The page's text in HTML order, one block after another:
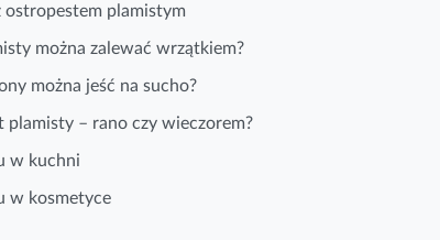
ostropestem plamistym
można zalewać wrzątkiem?
można jeść na sucho?
plamisty – rano czy wieczorem?
w kuchni
w kosmetyce